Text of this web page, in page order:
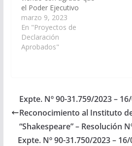
el Poder Ejecutivo
Provincial, a través de
los organismos
competentes,
aprovechando el cese
necesarios para la
reparación y
reacondicionado de la
Ruta Provincial N° 6 -
desde la…
marzo 9, 2023
En "Proyectos de
Declaración
Aprobados"
Expte. Nº 90-31.759/2023 –
Reconocimiento al Instituto
“Shakespeare” – Resolución
Expte. Nº 90-31.750/2023 –